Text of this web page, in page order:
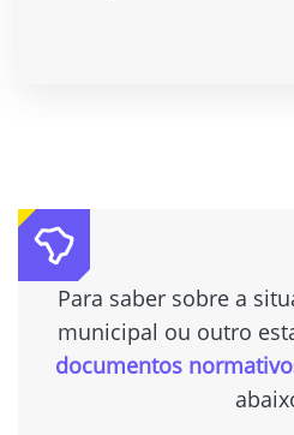
Para saber sobre a
municipal ou outro
documentos